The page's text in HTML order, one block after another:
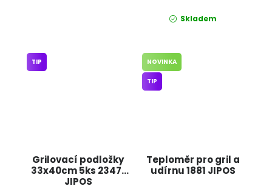
Skladem
Grilovací podložky
33x40cm 5ks 23471
JIPOS
TIP
Teploměr pro gril a
udírnu 1881 JIPOS
NOVINKA
TIP